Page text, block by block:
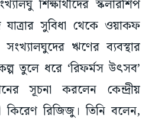
শিক্ষার্থীদের স্কলারশিপ
সুবিধা থেকে ওয়াকফ
সংখ্যালঘুদের ঋণের ব্যবস্থার
তুলে ধরে ‘রিফর্মস উৎসব’
সূচনা করলেন কেন্দ্রীয়
কিরেণ রিজিজু। তিনি বলেন,